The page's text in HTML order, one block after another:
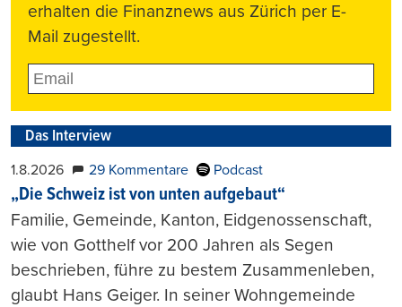
erhalten die Finanznews aus Zürich per E-
Mail zugestellt.
Das Interview
1.8.2026 29 Kommentare Podcast
„Die Schweiz ist von unten aufgebaut“
Familie, Gemeinde, Kanton, Eidgenossenschaft,
wie von Gotthelf vor 200 Jahren als Segen
beschrieben, führe zu bestem Zusammenleben,
glaubt Hans Geiger. In seiner Wohngemeinde